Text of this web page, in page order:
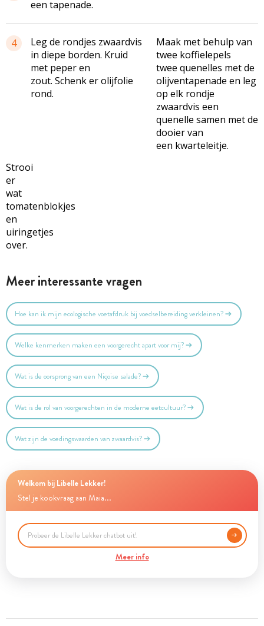
een tapenade.
4
Leg de rondjes zwaardvis
in diepe borden. Kruid
met peper en
zout. Schenk er olijfolie
rond.
Maak met behulp van
twee koffielepels
twee quenelles met de
olijventapenade en leg
op elk rondje
zwaardvis een
quenelle samen met de
dooier van
een kwarteleitje.
Strooi
er
wat
tomatenblokjes
en
uiringetjes
over.
Meer interessante vragen
Hoe kan ik mijn ecologische voetafdruk bij voedselbereiding verkleinen?
Welke kenmerken maken een voorgerecht apart voor mij?
Wat is de oorsprong van een Niçoise salade?
Wat is de rol van voorgerechten in de moderne eetcultuur?
Wat zijn de voedingswaarden van zwaardvis?
Welkom bij Libelle Lekker!
Stel je kookvraag aan Maia...
Meer info